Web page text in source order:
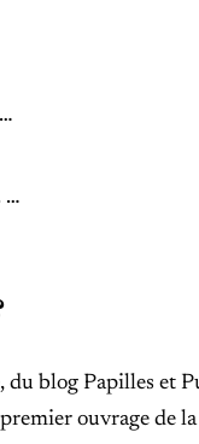
…
du blog Papilles
ouvrage de